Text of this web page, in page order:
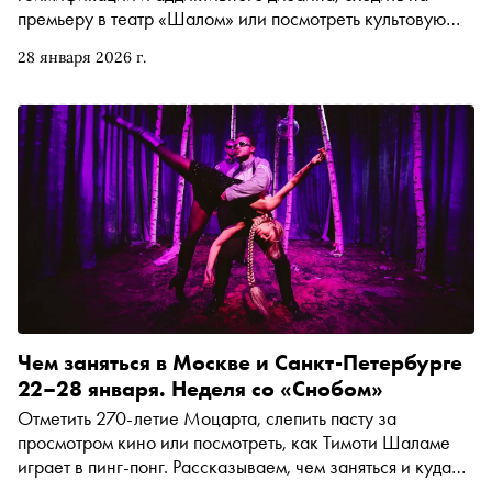
28 января 2026 г.
премьеру в театр «Шалом» или посмотреть культовую
заняться и куда сходить на ближайшей неделе
Чем заняться в Москве и Санкт-Петербурге
22–28 января. Неделя со «Снобом»
Отметить 270-летие Моцарта, слепить пасту за
просмотром кино или посмотреть, как Тимоти Шаламе
играет в пинг-понг. Рассказываем, чем заняться и куда